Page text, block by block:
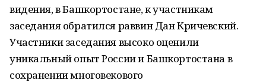
видения, в Башкортостане, к участникам
заседания обратился раввин Дан Кричевский.
Участники заседания высоко оценили
уникальный опыт России и Башкортостана в
сохранении многовекового